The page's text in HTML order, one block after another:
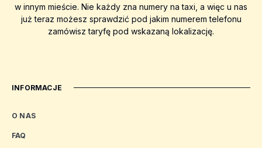
w innym mieście. Nie każdy zna numery na taxi, a więc u nas
już teraz możesz sprawdzić pod jakim numerem telefonu
zamówisz taryfę pod wskazaną lokalizację.
INFORMACJE
O NAS
FAQ